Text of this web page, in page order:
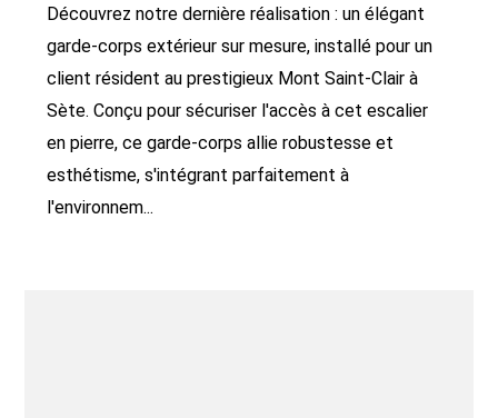
Découvrez notre dernière réalisation : un élégant
garde-corps extérieur sur mesure, installé pour un
client résident au prestigieux Mont Saint-Clair à
Sète. Conçu pour sécuriser l'accès à cet escalier
en pierre, ce garde-corps allie robustesse et
esthétisme, s'intégrant parfaitement à
l'environnem...